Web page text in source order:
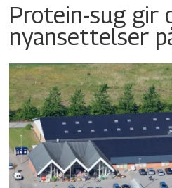
Protein-sug gir
nyansettelser